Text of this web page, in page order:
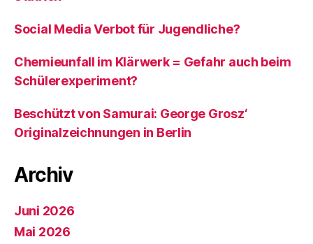
Social Media Verbot für Jugendliche?
Chemieunfall im Klärwerk = Gefahr auch beim
Schülerexperiment?
Beschützt von Samurai: George Grosz‘
Originalzeichnungen in Berlin
Archiv
Juni 2026
Mai 2026